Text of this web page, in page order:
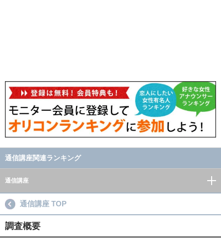
通信講座関連ランキング
通信講座
通信講座 TOP
調査概要